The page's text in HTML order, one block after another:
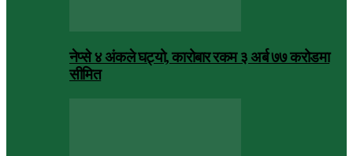
नेप्से ४ अंकले घट्यो, कारोबार रकम ३ अर्ब ७७ करोडमा
सीमित